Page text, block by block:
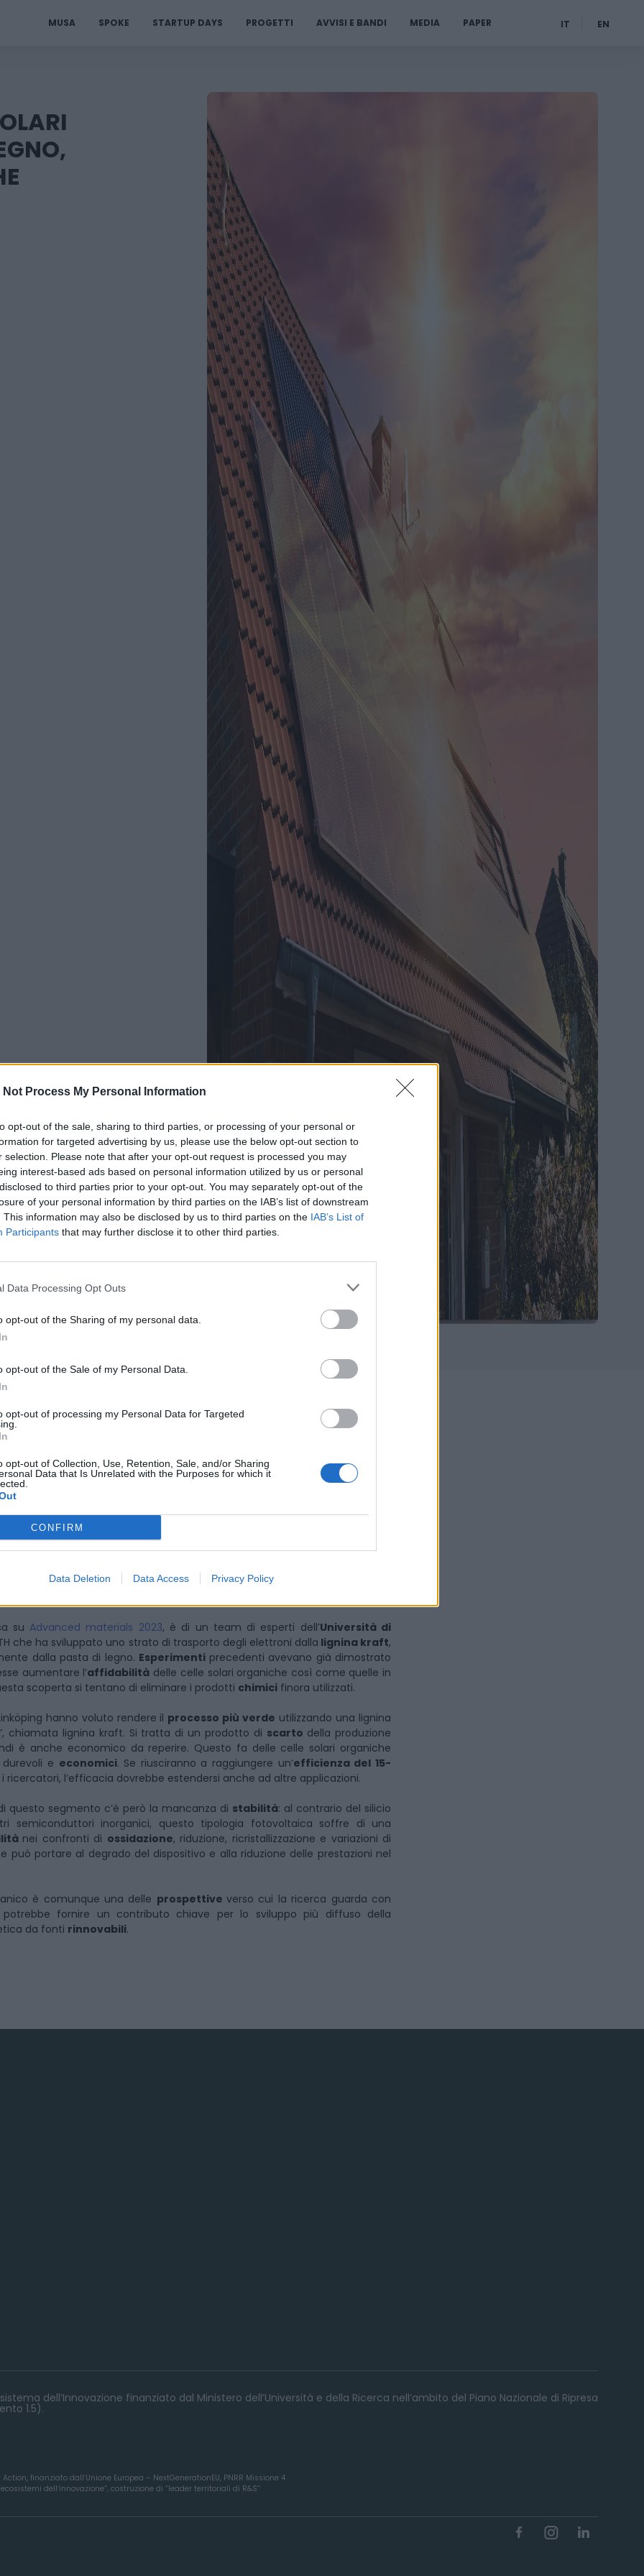
Not Process My Personal Information
opt-out of the sale, sharing to third parties, or processing of your personal or
for targeted advertising by us, please use the below opt-out section to
selection. Please note that after your opt-out request is processed you may
interest-based ads based on personal information utilized by us or personal
to third parties prior to your opt-out. You may separately opt-out of the
of your personal information by third parties on the IAB’s list of downstream
This information may also be disclosed by us to third parties on the IAB’s List of
Participants that may further disclose it to other third parties.
Data Processing Opt Outs
opt-out of the Sharing of my personal data.
opt-out of the Sale of my Personal Data.
opt-out of processing my Personal Data for Targeted
opt-out of Collection, Use, Retention, Sale, and/or Sharing
Data that Is Unrelated with the Purposes for which it
CONFIRM
Data Deletion Data Access Privacy Policy
IT EN
MUSA SPOKE STARTUP DAYS PROGETTI AVVISI E BANDI MEDIA PAPER
celle solari organiche a base di legno,
svedesi utilizzano un prodotto di scarto della carta
organiche a base di legno: è una delle recenti scoperte della
fotovoltaico. Create da un team di ricercatori inSvezia, le celle solari
estratta dalla sua polpa, è servita per creare un particolare
su Advanced materials 2023, è di un team di esperti dell’Università di
che ha sviluppato uno strato di trasporto degli elettroni dalla lignina kraft,
dalla pasta di legno. Esperimentiprecedenti avevano già dimostrato
aumentare l’affidabilità delle celle solari organiche così come quelle in
scoperta si tentano di eliminare i prodotti chimici finora utilizzati.
hanno voluto rendere il processo più verde utilizzando una lignina
chiamata lignina kraft. Si tratta di un prodotto di scarto della produzione
è anche economico da reperire. Questo fa delle celle solari organiche
durevoli e economici. Se riusciranno a raggiungere un’efficienza del 15-
ricercatori, l’efficacia dovrebbe estendersi anche ad altre applicazioni.
questo segmento c’è però la mancanza di stabilità: al contrario del silicio
semiconduttori inorganici, questo tipologia fotovoltaica soffre di una
nei confronti di ossidazione, riduzione, ricristallizzazione e variazioni di
può portare al degrado del dispositivo e alla riduzione delle prestazioni nel
è comunque una delle prospettiveverso cui la ricerca guarda con
potrebbe fornire un contributo chiave per lo sviluppo più diffuso della
da fonti rinnovabili.
dell’Innovazione finanziato dal Ministero dell’Università e della Ricerca nell’ambito del Piano Nazionale di Ripresa
1.5).
finanziato dall’Unione Europea – NextGenerationEU, PNRR Missione 4
dell’innovazione”, costruzione di “leader territoriali di R&S”